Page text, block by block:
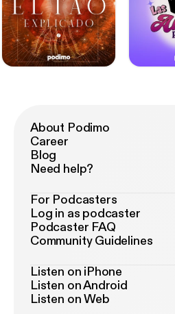
About Podimo
Career
Blog
Need help?
For Podcasters
Log in as podcaster
Podcaster FAQ
Community Guidelines
Listen on iPhone
Listen on Android
Listen on Web